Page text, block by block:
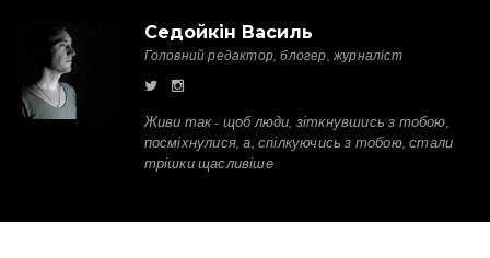
Седойкін Василь
Головний редактор, блогер, журналіст
Живи так - щоб люди, зіткнувшись з тобою,
посміхнулися, а, спілкуючись з тобою, стали
трішки щасливіше